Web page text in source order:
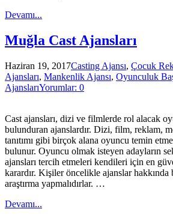
Devamı...
Muğla Cast Ajansları
Haziran 19, 2017Casting Ajansı, Çocuk
Ajansları, Mankenlik Ajansı, Oyunculuk
AjanslarıYorumlar: 0
Cast ajansları, dizi ve filmlerde rol alacak
bulunduran ajanslardır. Dizi, film, reklam,
tanıtımı gibi birçok alana oyuncu temin
bulunur. Oyuncu olmak isteyen adayların
ajansları tercih etmeleri kendileri için en
karardır. Kişiler öncelikle ajanslar
araştırma yapmalıdırlar. …
Devamı...